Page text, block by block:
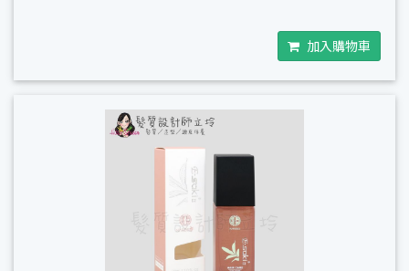
加入購物車